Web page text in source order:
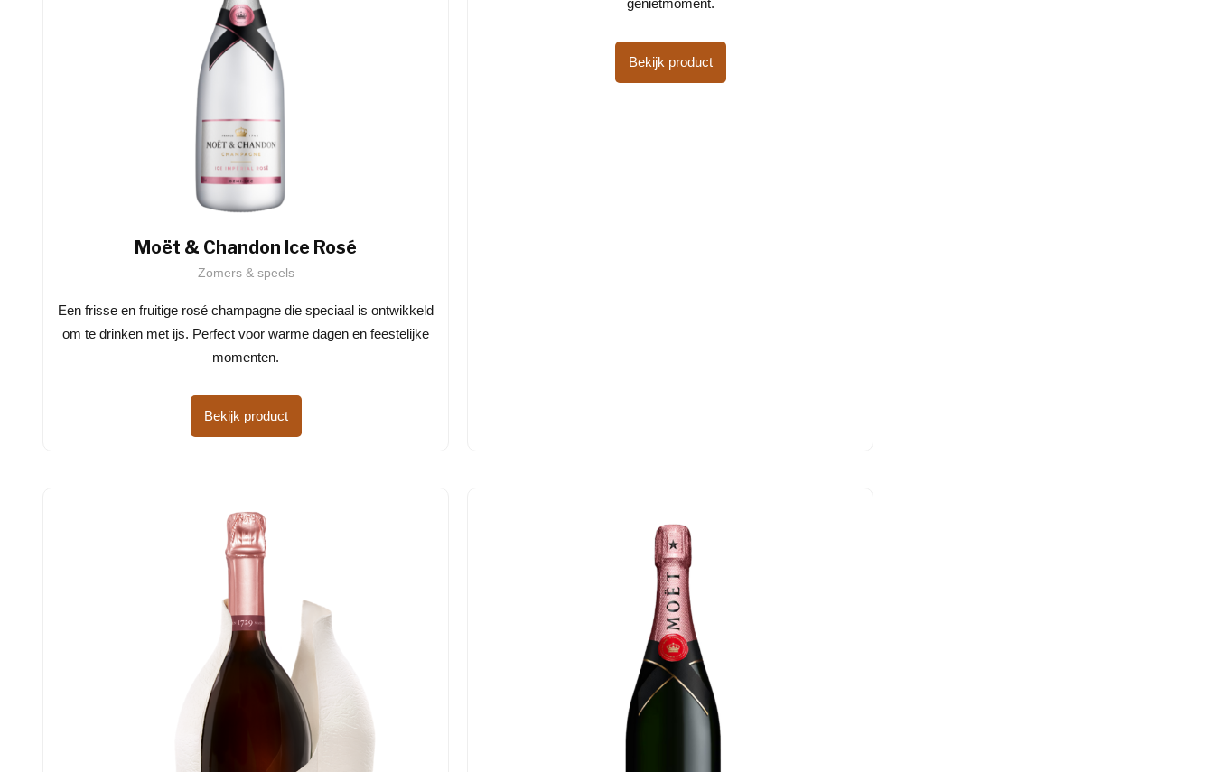
Moët & Chandon Ice Rosé
Zomers & speels
Een frisse en fruitige rosé champagne die speciaal is ontwikkeld
om te drinken met ijs. Perfect voor warme dagen en feestelijke
momenten.
Bekijk product
genietmoment.
Bekijk product